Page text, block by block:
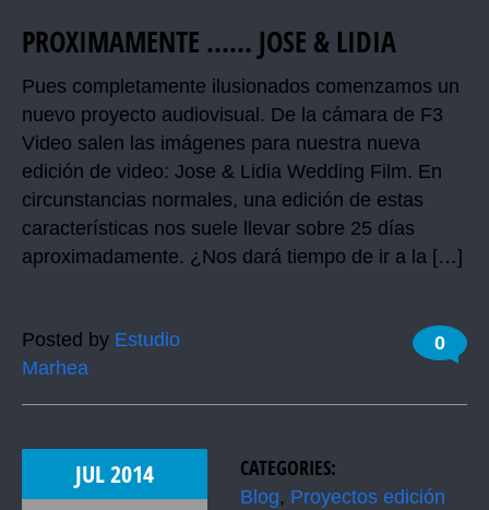
PROXIMAMENTE …… JOSE & LIDIA
Pues completamente ilusionados comenzamos un
nuevo proyecto audiovisual. De la cámara de F3
Video salen las imágenes para nuestra nueva
edición de video: Jose & Lidia Wedding Film. En
circunstancias normales, una edición de estas
características nos suele llevar sobre 25 días
aproximadamente. ¿Nos dará tiempo de ir a la […]
Posted by Estudio
Marhea
0
JUL2014 CATEGORIES:
Blog, Proyectos edición